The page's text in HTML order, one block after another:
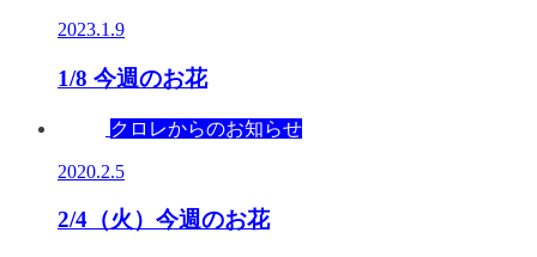
2023.1.9
1/8 今週のお花
クロレからのお知らせ
2020.2.5
2/4（火）今週のお花